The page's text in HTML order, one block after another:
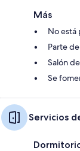
Más
No está
Parte
Salón
Se
Servicios